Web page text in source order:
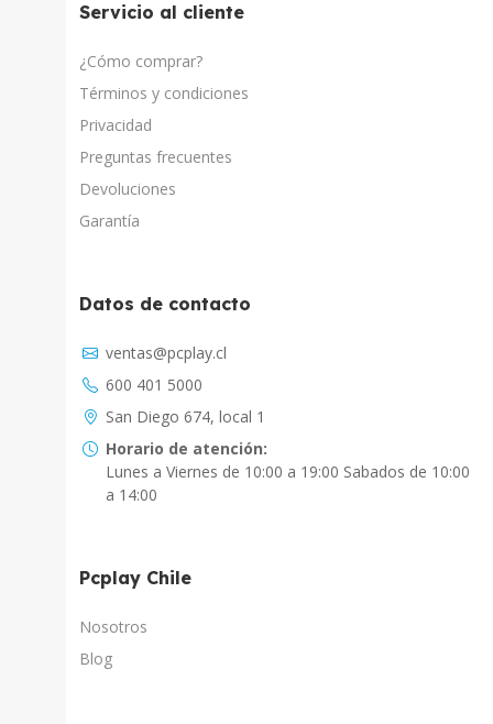
Servicio al cliente
¿Cómo comprar?
Términos y condiciones
Privacidad
Preguntas frecuentes
Devoluciones
Garantía
Datos de contacto
ventas@pcplay.cl
600 401 5000
San Diego 674, local 1
Horario de atención:
Lunes a Viernes de 10:00 a 19:00 Sabados de 10:00
a 14:00
Pcplay Chile
Nosotros
Blog
Chat con IA
PcPlay Santiago / Web
Hola soy Freddy, en que puedo ayudarte...
PcPlay Santiago / Tienda
PCPlay Osorno